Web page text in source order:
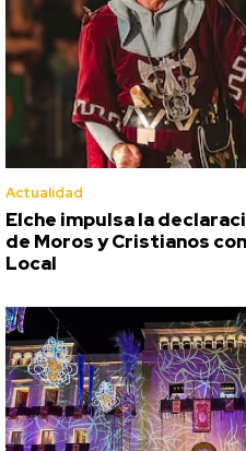
Actualidad
Elche impulsa la
de Moros y Cristianos
Local